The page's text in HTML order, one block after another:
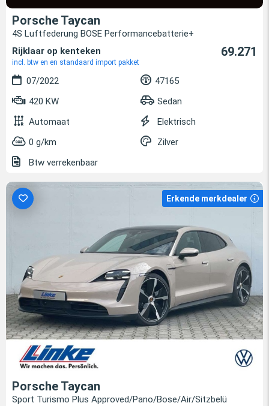
Porsche Taycan
4S Luftfederung BOSE Performancebatterie+
Rijklaar op kenteken
incl. btw en en standaard import pakket
69.271
07/2022
47165
420 KW
Sedan
Automaat
Elektrisch
0 g/km
Zilver
Btw verrekenbaar
Erkende merkdealer
Porsche Taycan
Sport Turismo Plus Approved/Pano/Bose/Air/Sitzbelü